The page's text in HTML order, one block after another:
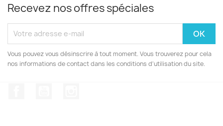
Recevez nos offres spéciales
Vous pouvez vous désinscrire à tout moment. Vous trouverez pour cela
nos informations de contact dans les conditions d'utilisation du site.